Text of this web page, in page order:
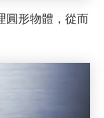
圓形物體，從而